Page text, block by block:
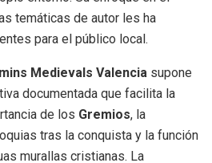
temáticas de autor les ha
para el público local.
Medievals Valencia supone
documentada que facilita la
de los Gremios, la
tras la conquista y la función
murallas cristianas. La